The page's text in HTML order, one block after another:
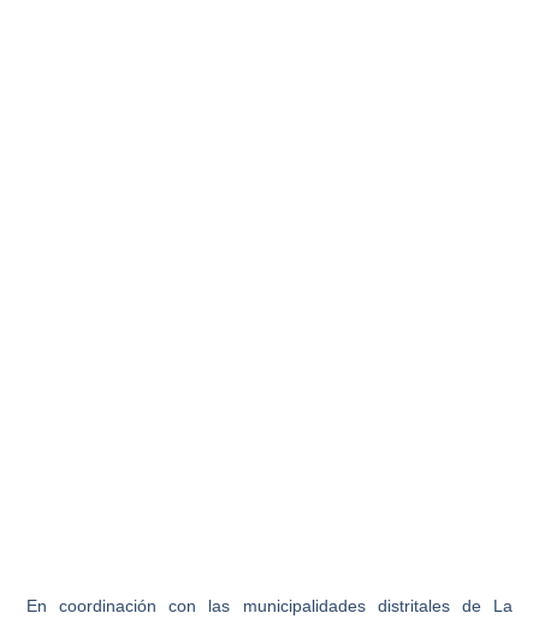
En coordinación con las municipalidades distritales de La